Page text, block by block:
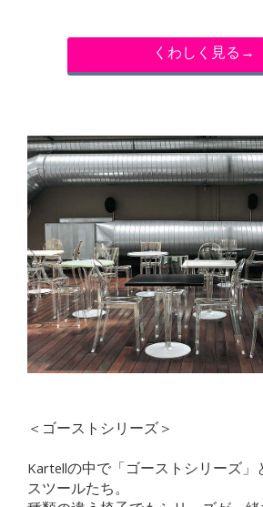
くわしく見る→
＜ゴーストシリーズ＞
Kartellの中で「ゴーストシリーズ
スツールたち。